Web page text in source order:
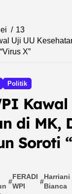
13
Uji UU
X”
Politik
Kawal
di MK,
Soroti
#
FERADI
WPI
#
Harriani
Bianca